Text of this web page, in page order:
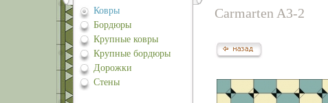
Ковры
Бордюры
Крупные ковры
Крупные бордюры
Дорожки
Стены
Carmarten A3-2